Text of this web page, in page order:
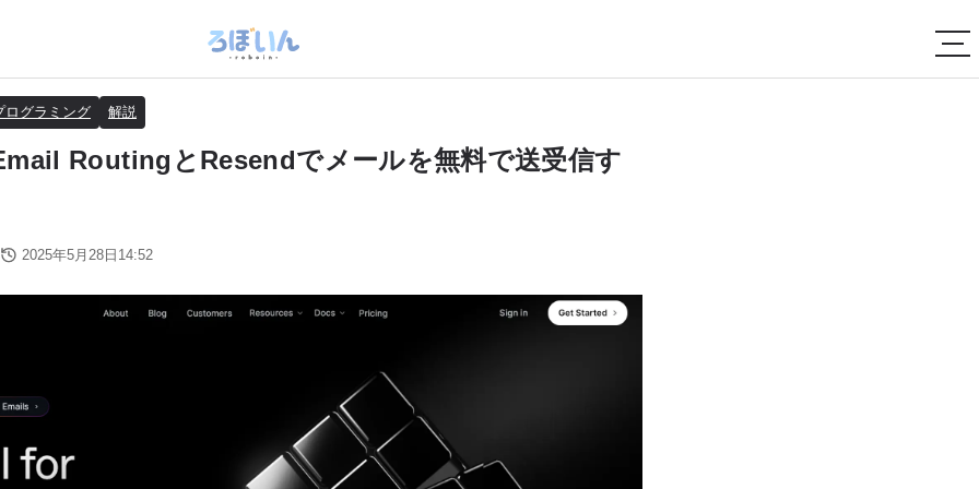
ログラミング 解説
RoutingとResendでメールを無料で送受信す
2025年5月28日14:52